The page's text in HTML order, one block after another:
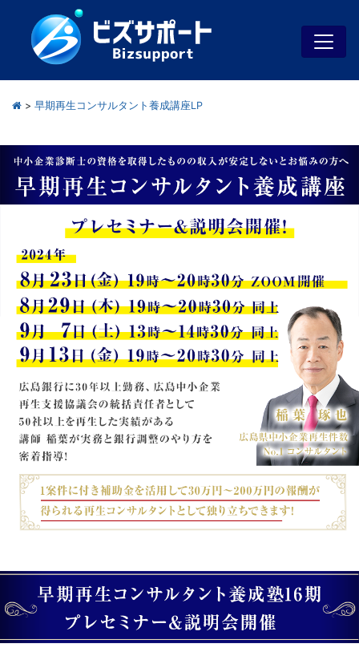
> 早期再生コンサルタント養成講座LP